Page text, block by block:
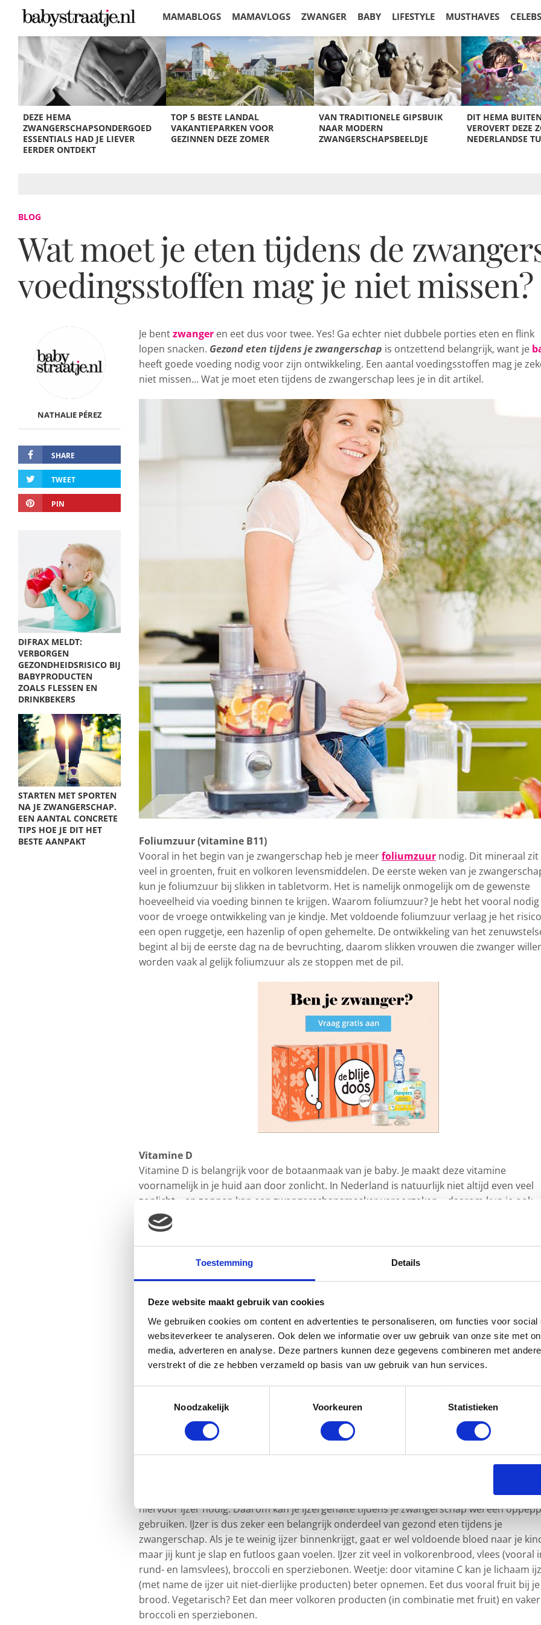
Toestemming Details
Deze website maakt gebruik van cookies
We gebruiken cookies om content en advertenties te personaliseren, om functies voor social
websiteverkeer te analyseren. Ook delen we informatie over uw gebruik van onze site met
media, adverteren en analyse. Deze partners kunnen deze gegevens combineren met
verstrekt of die ze hebben verzameld op basis van uw gebruik van hun services.
Noodzakelijk
Voorkeuren Statistieken
MAMABLOGS MAMAVLOGS ZWANGER BABY LIFESTYLE MUSTHAVES CELEBS
KORTINGEN
DEZE HEMA
ZWANGERSCHAPSONDERGOED
ESSENTIALS HAD JE LIEVER
EERDER ONTDEKT
TOP 5 BESTE LANDAL
VAKANTIEPARKEN VOOR
GEZINNEN DEZE ZOMER
VAN TRADITIONELE GIPSBUIK
NAAR MODERN
ZWANGERSCHAPSBEELDJE
DIT HEMA
VEROVERT DEZE
NEDERLANDSE
BLOG
Wat moet je eten tijdens de
voedingsstoffen mag je niet missen?
NATHALIE PÉREZ
SHARE
TWEET
PIN
DIFRAX MELDT:
VERBORGEN
GEZONDHEIDSRISICO BIJ
BABYPRODUCTEN
ZOALS FLESSEN EN
DRINKBEKERS
STARTEN MET SPORTEN
NA JE ZWANGERSCHAP.
EEN AANTAL CONCRETE
TIPS HOE JE DIT HET
BESTE AANPAKT
Je bentzwanger en eet dus voor twee. Yes! Ga echter niet dubbele porties eten en flink
lopen snacken. Gezond eten tijdens je zwangerschap is ontzettend belangrijk, want je
heeft goede voeding nodig voor zijn ontwikkeling. Een aantal voedingsstoffen mag je
niet missen… Wat je moet eten tijdens de zwangerschap lees je in dit artikel.
Foliumzuur (vitamine B11)
Vooral in het begin van je zwangerschap heb je meerfoliumzuur nodig. Dit mineraal zit
veel in groenten, fruit en volkoren levensmiddelen. De eerste weken van je
kun je foliumzuur bij slikken in tabletvorm. Het is namelijk onmogelijk om de gewenste
hoeveelheid via voeding binnen te krijgen. Waarom foliumzuur? Je hebt het vooral nodig
voor de vroege ontwikkeling van je kindje. Met voldoende foliumzuur verlaag je het
een open ruggetje, een hazenlip of open gehemelte. De ontwikkeling van het
begint al bij de eerste dag na de bevruchting, daarom slikken vrouwen die zwanger
worden vaak al gelijk foliumzuur als ze stoppen met de pil.
Vitamine D
Vitamine D is belangrijk voor de botaanmaak van je baby. Je maakt deze vitamine
voornamelijk in je huid aan door zonlicht. In Nederland is natuurlijk niet altijd even veel
zonlicht – en zonnen kan een zwangerschapsmasker veroorzaken – daarom kun je ook
vitamine D
tijdens je zwangerschap mag je niet te veel vitamine A binnenkrijgen (dit verhoogt de kans
op geboorteafwijkingen). Naast zonlicht haal je vitamine D ook uit voeding. Wat je moet
tijdens de zwangerschap voor een portie vitamine D, is vette vis. Bijvoorbeeld haring,
paling of makreel. Geen fan van vis? Eieren en boter zijn ook een goede bron van vitamine
Calcium
Bij gezond eten tijdens je zwangerschap horen ook producten met calcium. Calcium is
zoals vitamine D belangrijk voor de botten van je baby. Calcium krijg je met gemak
voldoende binnen. Hiervoor hoef je niet heel anders te eten tijdens je zwangerschap. Je
en noten (zoals amandelen).
Accepteerstatistieken, marketing cookies om deze video te bekijken.
lichaam extra bloed aan voor je kindje. Je rode bloedcellen nemen toe, maar hebben
hiervoor ijzer nodig. Daarom kan je ijzergehalte tijdens je zwangerschap wel een
gebruiken. IJzer is dus zeker een belangrijk onderdeel van gezond eten tijdens je
zwangerschap. Als je te weinig ijzer binnenkrijgt, gaat er wel voldoende bloed naar je
maar jij kunt je slap en futloos gaan voelen. IJzer zit veel in volkorenbrood, vlees (vooral
rund- en lamsvlees), broccoli en sperziebonen. Weetje: door vitamine C kan je lichaam
(met name de ijzer uit niet-dierlijke producten) beter opnemen. Eet dus vooral fruit bij je
brood. Vegetarisch? Eet dan meer volkoren producten (in combinatie met fruit) en vaker
broccoli en sperziebonen.